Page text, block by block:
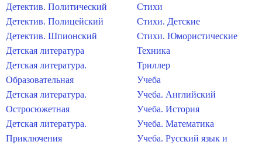
Детектив. Политический
Детектив. Полицейский
Детектив. Шпионский
Детская литература
Детская литература.
Образовательная
Детская литература.
Остросюжетная
Детская литература.
Приключения
Стихи
Стихи. Детские
Стихи. Юмористические
Техника
Триллер
Учеба
Учеба. Английский
Учеба. История
Учеба. Математика
Учеба. Русский язык и